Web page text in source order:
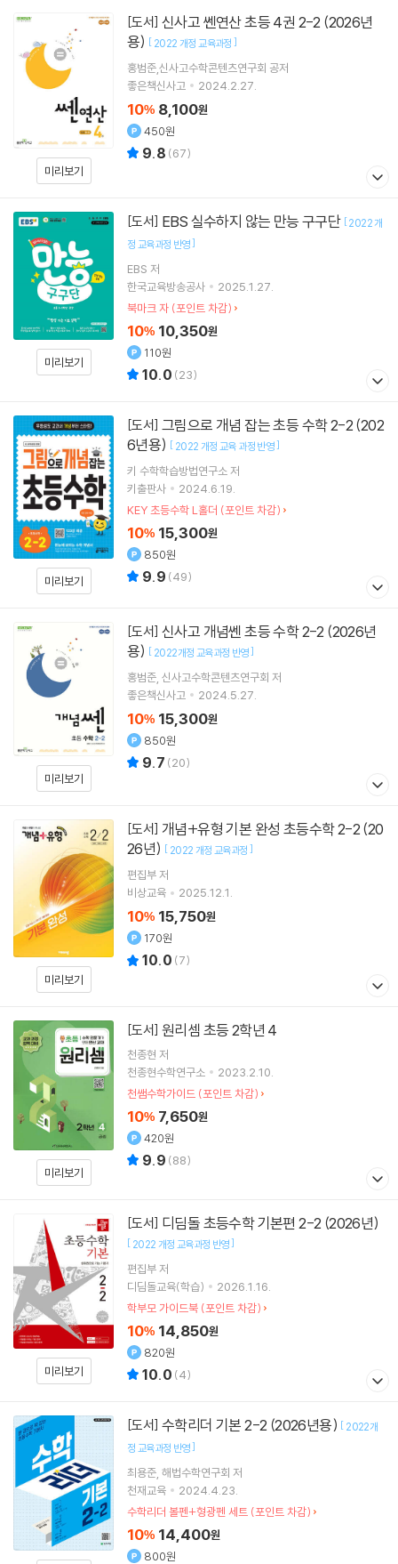
미리보기
[도서]
용) [ 2022 개정 교육과정 ]
홍범준,신사고수학콘텐츠연구회 공저
좋은책신사고
2024.2.27.
10% 8,100원
450원
9.8 (67)
미리보기
[도서] EBS 실수하지 않는 만능 구구단 [2022 개
정 교육과정 반영]
EBS 저
한국교육방송공사
2025.1.27.
북마크 자 (포인트 차감)
10% 10,350원
110원
10.0 (23)
미리보기
[도서]
6년용) [ 2022 개정 교육 과정 반영]
키 수학학습방법연구소 저
키출판사
2024.6.19.
KEY 초등수학 L홀더 (포인트 차감)
10% 15,300원
850원
9.9 (49)
미리보기
[도서]
용) [ 2022개정 교육과정 반영]
홍범준 신사고수학콘텐츠연구회 저
좋은책신사고
2024.5.27.
10% 15,300원
850원
9.7 (20)
미리보기
[도서]
26년) [ 2022 개정 교육과정 ]
편집부 저
비상교육
2025.12.1.
10% 15,750원
170원
10.0 (7)
미리보기
[도서] 원리셈 초등 2학년 4
천종현 저
천종현수학연구소
2023.2.10.
천쌤수학가이드 (포인트 차감)
10% 7,650원
420원
9.9 (88)
미리보기
[도서] 디딤돌 초등수학 기본편 2-2 (2026년)
[ 2022 개정 교육과정 반영]
편집부 저
디딤돌교육(학습)
2026.1.16.
학부모 가이드북 (포인트 차감)
10% 14,850원
820원
10.0 (4)
[도서] 수학리더 기본 2-2 (2026년용) [ 2022개
정 교육과정 반영]
최용준 해법수학연구회 저
천재교육
2024.4.23.
수학리더 볼펜+형광펜 세트 (포인트 차감)
10% 14,400원
800원